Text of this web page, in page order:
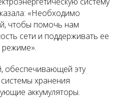
«Необходимо
чтобы помочь нам
сети и поддерживать ее
режиме».
обеспечивающей эту
хранения
аккумуляторы.